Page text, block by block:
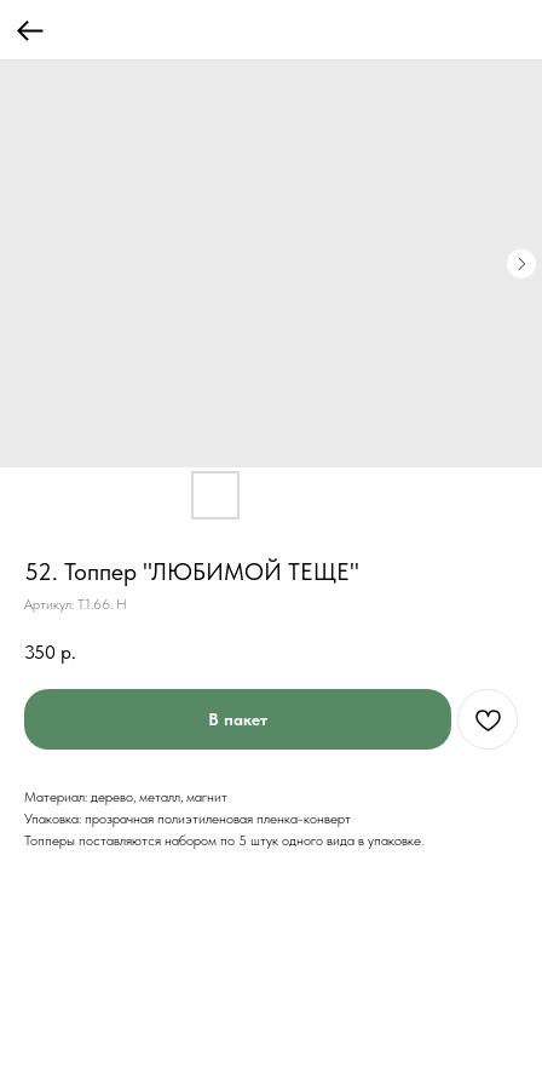
52. Топпер "ЛЮБИМОЙ ТЕЩЕ"
Артикул: Т.1.66. Н
350 р.
В пакет
Материал: дерево, металл, магнит
Упаковка: прозрачная полиэтиленовая пленка-конверт
Топперы поставляются набором по 5 штук одного вида в упаковке.